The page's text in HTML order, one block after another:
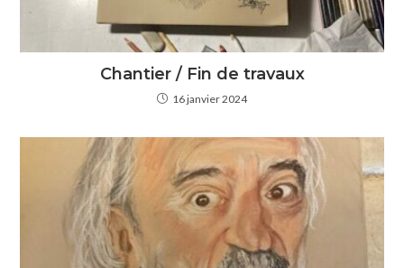
Chantier / Fin de travaux
16 janvier 2024